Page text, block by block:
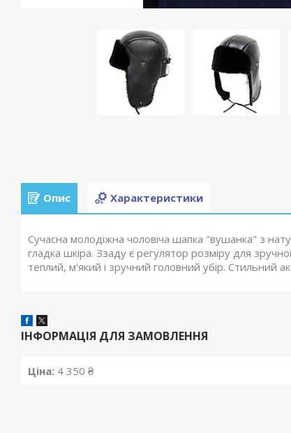
Опис Характеристики
Сучасна молодіжна чоловіча шапка "вушанка" з
гладка шкіра. Ззаду є регулятор розміру для
теплий, м'який і зручний головний убір. Стильний
ІНФОРМАЦІЯ ДЛЯ ЗАМОВЛЕННЯ
Ціна: 4 350 ₴